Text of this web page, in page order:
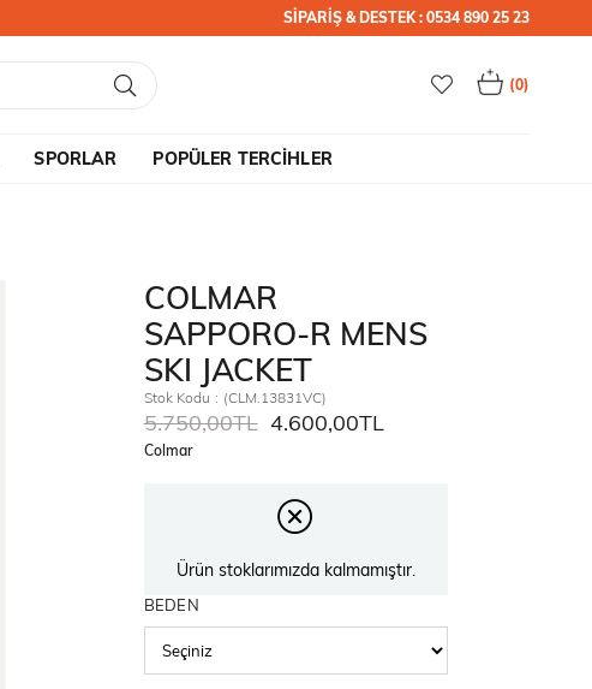
SİPARİŞ & DESTEK : 0534 890 25 23
0
SPORLAR POPÜLER TERCİHLER
COLMAR
SAPPORO-R MENS
SKI JACKET
Stok Kodu (CLM.13831VC)
5.750,00TL 4.600,00TL
Colmar
Ürün stoklarımızda kalmamıştır.
BEDEN